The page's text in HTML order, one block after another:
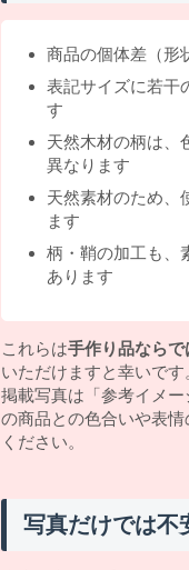
商品の個体差（形
表記サイズに若干
す
天然木材の柄は、
異なります
天然素材のため、
ます
柄・鞘の加工も、
あります
これらは手作り品なら
いただけますと幸いです
掲載写真は「参考イメ
の商品との色合いや表
ください。
写真だけでは不